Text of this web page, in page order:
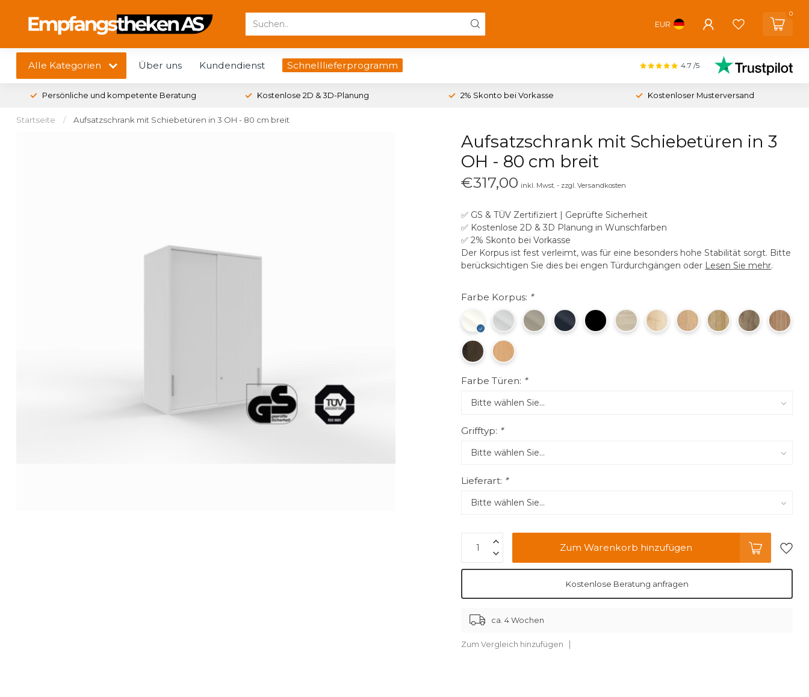
EUR
0
Alle Kategorien Über uns Kundendienst Schnelllieferprogramm 4.7 /5
Persönliche und kompetente Beratung Kostenlose 2D & 3D-Planung 2% Skonto bei Vorkasse Kostenloser Musterversand
Startseite / Aufsatzschrank mit Schiebetüren in 3 OH - 80 cm breit
Aufsatzschrank mit Schiebetüren in 3
OH - 80 cm breit
€317,00 inkl. Mwst. - zzgl. Versandkosten
✅ GS & TÜV Zertifiziert | Geprüfte Sicherheit
✅ Kostenlose 2D & 3D Planung in Wunschfarben
✅ 2% Skonto bei Vorkasse
Der Korpus ist fest verleimt, was für eine besonders hohe Stabilität sorgt. Bitte
berücksichtigen Sie dies bei engen Türdurchgängen oder Lesen Sie mehr.
Farbe Korpus: *
Farbe Türen: *
Grifftyp: *
Lieferart: *
Zum Warenkorb hinzufügen
Kostenlose Beratung anfragen
ca. 4 Wochen
Zum Vergleich hinzufügen